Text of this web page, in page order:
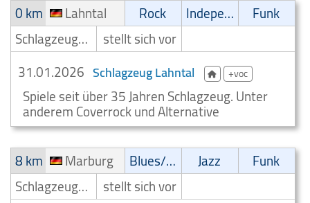
0 km Lahntal Rock Independent
Funk
Schlagzeuger/Drummer
stellt sich vor
31.01.2026 Schlagzeug Lahntal +voc
Spiele seit über 35 Jahren Schlagzeug. Unter
anderem Coverrock und Alternative
8 km
Marburg Blues/Swing Jazz
Funk
Schlagzeuger/Drummer
stellt sich vor